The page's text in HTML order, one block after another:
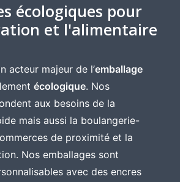
écologiques pour
et l'alimentaire
acteur majeur de l’emballage
écologique. Nos
aux besoins de la
mais aussi la boulangerie-
de proximité et la
Nos emballages sont
avec des encres